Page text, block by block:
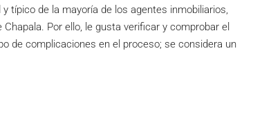
típico de la mayoría de los agentes inmobiliarios,
Por ello, le gusta verificar y comprobar el
de complicaciones en el proceso; se considera un